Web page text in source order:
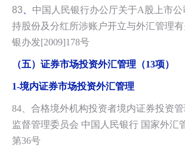
83
中国人民银行办公厅关于A股上市公
持股份及分红所涉账户开立与外汇管理
银办发[2009]178号
（五）证券市场投资外汇管理（13项）
1-境内证券市场投资外汇管理
84、合格境外机构投资者境内证券投资
监督管理委员会 中国人民银行 国家外汇
第36号